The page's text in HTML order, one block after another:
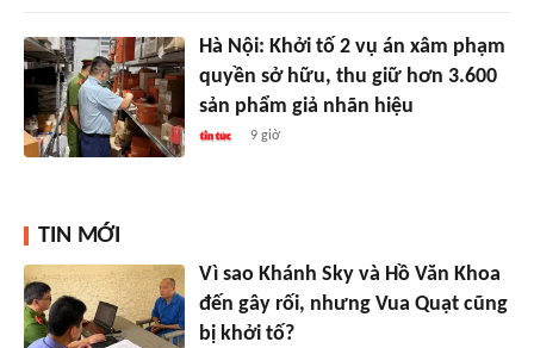
Hà Nội: Khởi tố 2 vụ án xâm phạm
quyền sở hữu, thu giữ hơn 3.600
sản phẩm giả nhãn hiệu
9 giờ
TIN MỚI
Vì sao Khánh Sky và Hồ Văn Khoa
đến gây rối, nhưng Vua Quạt cũng
bị khởi tố?